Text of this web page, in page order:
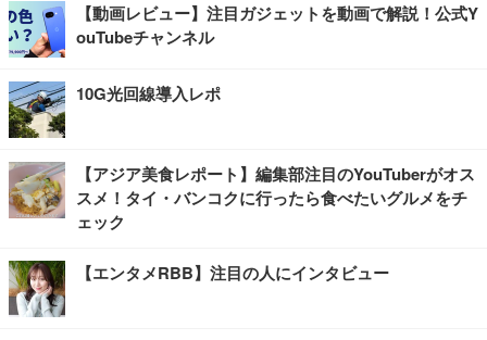
【動画レビュー】注目ガジェットを動画で解説！公式Y
ouTubeチャンネル
10G光回線導入レポ
【アジア美食レポート】編集部注目のYouTuberがオス
スメ！タイ・バンコクに行ったら食べたいグルメをチ
ェック
【エンタメRBB】注目の人にインタビュー